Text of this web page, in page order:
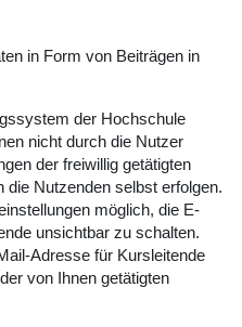
in Form von Beiträgen in
der Hochschule
nicht durch die Nutzer
der freiwillig getätigten
die Nutzenden selbst erfolgen.
möglich, die E-
unsichtbar zu schalten.
Adresse für Kursleitende
von Ihnen getätigten